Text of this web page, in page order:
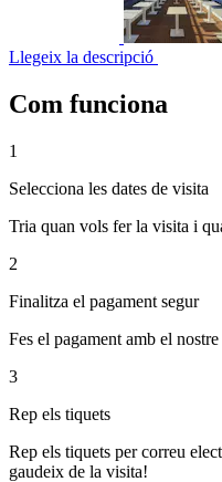
Llegeix la descripció
Com funciona
1
Selecciona les dates de visita
Tria quan vols fer la visita i
2
Finalitza el pagament segur
Fes el pagament amb el
3
Rep els tiquets
Rep els tiquets per correu
gaudeix de la visita!